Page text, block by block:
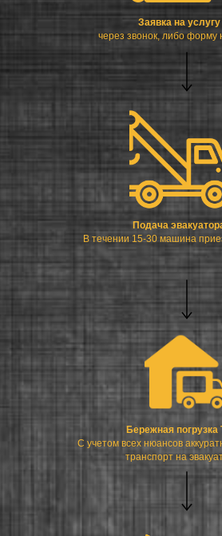
Заявка на услугу
через звонок, либо форму
Бережная погрузка
С учетом всех нюансов
транспорт на
Подача
В течении 15-30 машина